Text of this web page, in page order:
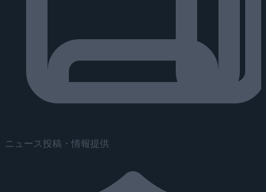
ニュース投稿・情報提供